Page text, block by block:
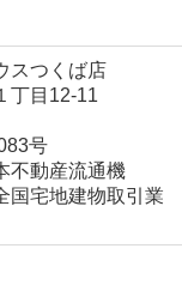
スつくば店
丁目12-11
号
不動産流通機
宅地建物取引業